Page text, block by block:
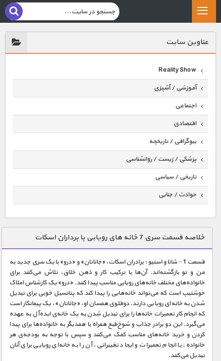
عناوين سايت
Reality Show
آموزشی / آشپزی
اجتماعی
اقتصادی
بیوگرافی / تاریخچه
پزشکی / زیست / روانشناسی
تاریخی / سیاسی
حوادث / جنایی
دنیای خوراکی ها
زمین شناسی / محیط زیست
سازه/ معماری/ مهندسی
سرگرمی
شناخت کودکان
طبیعت
علم و فناوری
فرهنگ / هنر
خلاصه قسمت سری 7 خانه های رویایی با برداران اسکات
قسمت 1 – شانا و استیو : برادران اسکات، «جاناتان» و «درو» با یک سری جدید به
من و تو بازگشته‌اند. آن‌ها با ترکیب کار و ذهن خلاق، تلاش می‌کنند برای
خانواده‌های مختلف خانه‌های رویایی مناسب پیدا کنند. «درو» یک کارشناس املاک
خوشتیپ است که می‌تواند خانه‌هایی را پیدا کند که پتانسیل خوبی برای تبدیل
شدن به خانه‌ای رویایی دارند. دوقلوی همسان او، «جاناتان»، یک پیمانکار است
که انجام کار تعمیرات خانه‌ها را برای تبدیل شدن به یک خانه‌ی ایده‌آل به عهده
می‌گیرد. این دو برادر جذاب و شوخ‌طبع همراه با همدیگر به خانواده‌ها برای پیدا
کردن و خرید خانه‌های مناسب کمک می‌کنند و سپس با توجه به بودجه‌ی هر
خانواده، با انجام تعمیرات و ایجاد تغییراتی، آن را به خانه‌ای رویایی برای آنان
تبدیل می‌کنند.